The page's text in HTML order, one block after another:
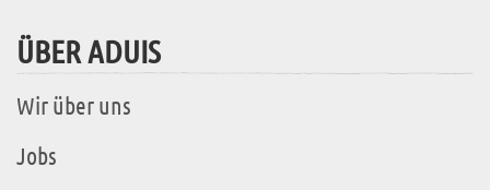
ÜBER ADUIS
Wir über uns
Jobs